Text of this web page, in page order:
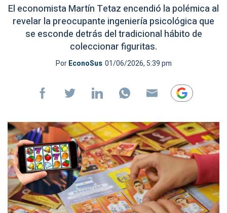
El economista Martín Tetaz encendió la polémica al
revelar la preocupante ingeniería psicológica que
se esconde detrás del tradicional hábito de
coleccionar figuritas.
PorEconoSus 01/06/2026, 5:39 pm